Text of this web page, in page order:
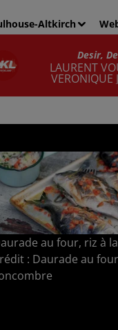
Altkirch
Desir,
LAURENT
VERONIQUE
au four, riz à
: Daurade au